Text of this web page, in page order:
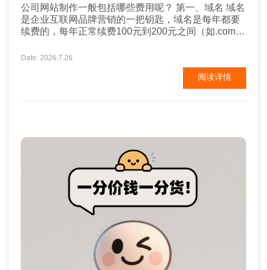
公司网站制作一般包括哪些费用呢？ 第一、域名 域名
是企业互联网品牌营销的一把钥匙，域名是每年都要
续费的，每年正常续费100元到200元之间（如.com
第二、空间 空间也称之为服务器，这个要看企业网站
的类型了，需求量有多少，配置也需要考虑，费用多
少不一，不过一般正常的企业网站，空间费用差不多
Date: 2026.7.26
阅读详情